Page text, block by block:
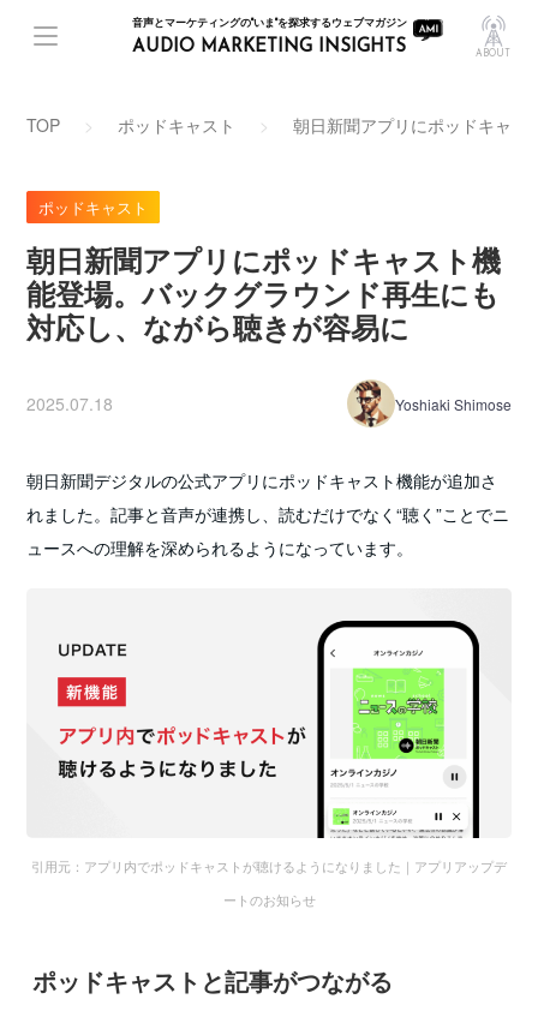
音声とマーケティングの"いま"を探求するウェブマガジン
AUDIO MARKETING INSIGHTS ABOUT
TOP ポッドキャスト 朝日新聞アプリにポッドキャ
ポッドキャスト
朝日新聞アプリにポッドキャスト機
能登場。バックグラウンド再生にも
対応し、ながら聴きが容易に
2025.07.18 Yoshiaki Shimose
朝日新聞デジタルの公式アプリにポッドキャスト機能が追加さ
れました。記事と音声が連携し、読むだけでなく“聴く”ことでニ
ュースへの理解を深められるようになっています。
引用元：アプリ内でポッドキャストが聴けるようになりました｜アプリアップデ
ートのお知らせ
ポッドキャストと記事がつながる